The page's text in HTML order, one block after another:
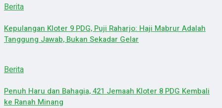
Berita
Kepulangan Kloter 9 PDG, Puji Raharjo: Haji Mabrur Adalah
Tanggung Jawab, Bukan Sekadar Gelar
Berita
Penuh Haru dan Bahagia, 421 Jemaah Kloter 8 PDG Kembali
ke Ranah Minang